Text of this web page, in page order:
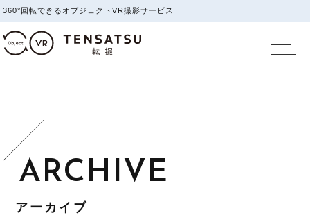
360°回転できるオブジェクトVR撮影サービス
オブジェクトVR
アーカイブ